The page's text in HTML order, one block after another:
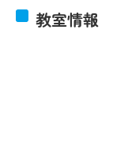
教室情報